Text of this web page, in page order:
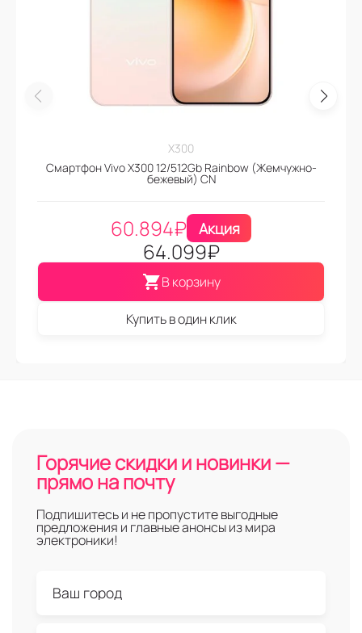
X300
Смартфон Vivo X300 12/512Gb Rainbow (Жемчужно-
бежевый) CN
60.894₽ Акция
64.099₽
В корзину
Купить в один клик
Горячие скидки и новинки —
прямо на почту
Подпишитесь и не пропустите выгодные
предложения и главные анонсы из мира
электроники!